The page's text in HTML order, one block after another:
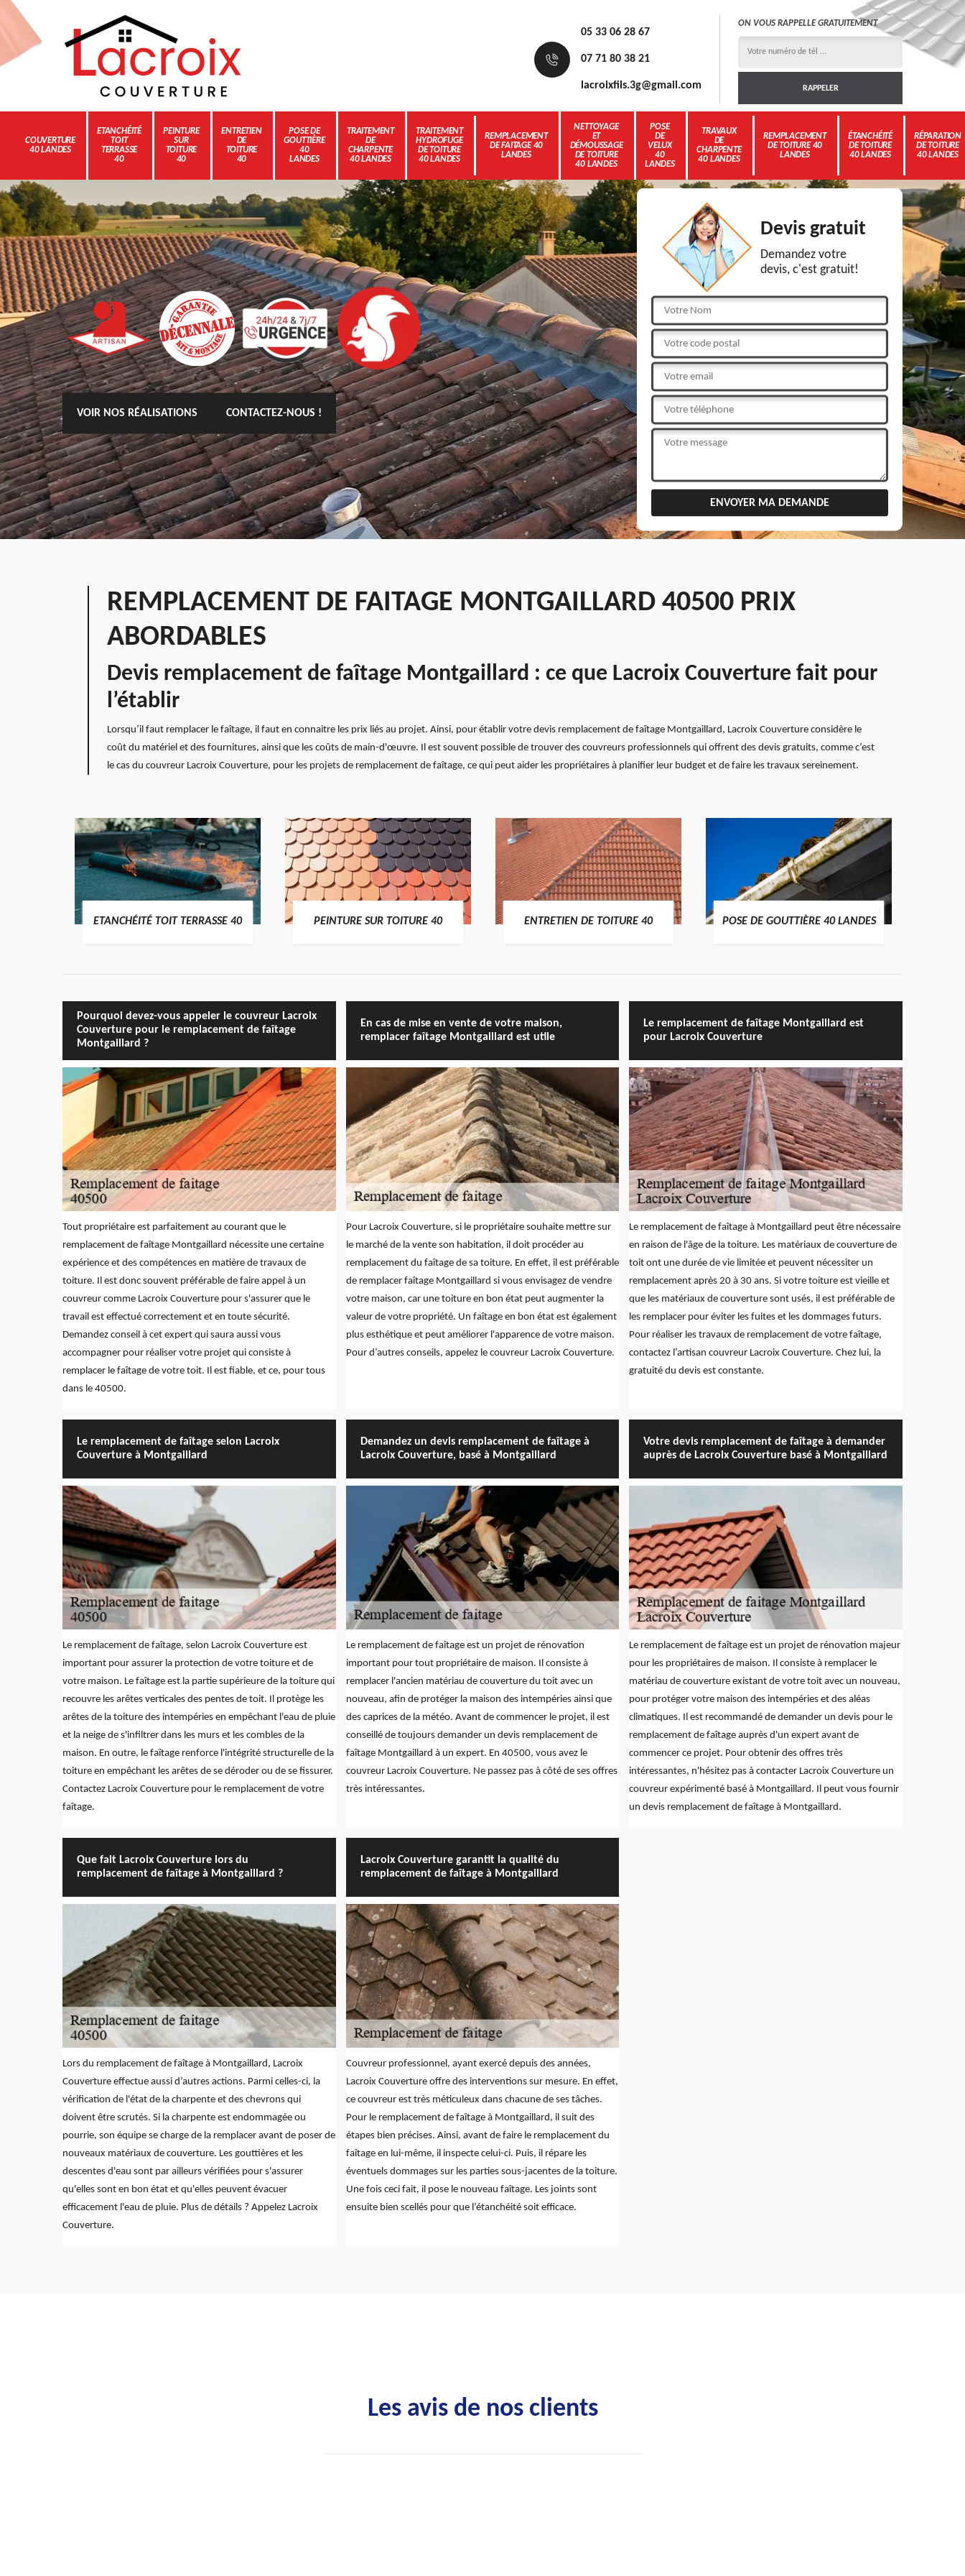
05 33 06 28 67
07 71 80 38 21
lacroixfils.3g@gmail.com
ON VOUS RAPPELLE GRATUITEMENT
COUVERTURE
40 LANDES
ETANCHÉITÉ
TOIT
TERRASSE
40
PEINTURE
SUR
TOITURE
40
ENTRETIEN
DE
TOITURE
40
POSE DE
GOUTTIÈRE
40
LANDES
TRAITEMENT
DE
CHARPENTE
40 LANDES
TRAITEMENT
HYDROFUGE
DE TOITURE
40 LANDES
REMPLACEMENT
DE FAITAGE 40
LANDES
NETTOYAGE
ET
DÉMOUSSAGE
DE TOITURE
40 LANDES
POSE
DE
VELUX
40
LANDES
TRAVAUX
DE
CHARPENTE
40 LANDES
REMPLACEMENT
DE TOITURE 40
LANDES
ÉTANCHÉITÉ
DE TOITURE
40 LANDES
RÉPARATION
DE TOITURE
40 LANDES
VOIR NOS RÉALISATIONS CONTACTEZ-NOUS !
Devis gratuit
Demandez votre
devis, c'est gratuit!
REMPLACEMENT DE FAITAGE MONTGAILLARD 40500 PRIX
ABORDABLES
Devis remplacement de faîtage Montgaillard : ce que Lacroix Couverture fait pour
l’établir
Lorsqu’il faut remplacer le faîtage, il faut en connaitre les prix liés au projet. Ainsi, pour établir votre devis remplacement de faîtage Montgaillard, Lacroix Couverture considère le
coût du matériel et des fournitures, ainsi que les coûts de main-d'œuvre. Il est souvent possible de trouver des couvreurs professionnels qui offrent des devis gratuits, comme c’est
le cas du couvreur Lacroix Couverture, pour les projets de remplacement de faîtage, ce qui peut aider les propriétaires à planifier leur budget et de faire les travaux sereinement.
ETANCHÉITÉ TOIT TERRASSE 40 PEINTURE SUR TOITURE 40 ENTRETIEN DE TOITURE 40 POSE DE GOUTTIÈRE 40 LANDES
Pourquoi devez-vous appeler le couvreur Lacroix
Couverture pour le remplacement de faîtage
Montgaillard ?
Tout propriétaire est parfaitement au courant que le
remplacement de faîtage Montgaillard nécessite une certaine
expérience et des compétences en matière de travaux de
toiture. Il est donc souvent préférable de faire appel à un
couvreur comme Lacroix Couverture pour s'assurer que le
travail est effectué correctement et en toute sécurité.
Demandez conseil à cet expert qui saura aussi vous
accompagner pour réaliser votre projet qui consiste à
remplacer le faîtage de votre toit. Il est fiable, et ce, pour tous
dans le 40500.
En cas de mise en vente de votre maison,
remplacer faîtage Montgaillard est utile
Pour Lacroix Couverture, si le propriétaire souhaite mettre sur
le marché de la vente son habitation, il doit procéder au
remplacement du faîtage de sa toiture. En effet, il est préférable
de remplacer faîtage Montgaillard si vous envisagez de vendre
votre maison, car une toiture en bon état peut augmenter la
valeur de votre propriété. Un faîtage en bon état est également
plus esthétique et peut améliorer l'apparence de votre maison.
Pour d’autres conseils, appelez le couvreur Lacroix Couverture.
Le remplacement de faîtage Montgaillard est
pour Lacroix Couverture
Le remplacement de faîtage à Montgaillard peut être nécessaire
en raison de l'âge de la toiture. Les matériaux de couverture de
toit ont une durée de vie limitée et peuvent nécessiter un
remplacement après 20 à 30 ans. Si votre toiture est vieille et
que les matériaux de couverture sont usés, il est préférable de
les remplacer pour éviter les fuites et les dommages futurs.
Pour réaliser les travaux de remplacement de votre faîtage,
contactez l’artisan couvreur Lacroix Couverture. Chez lui, la
gratuité du devis est constante.
Le remplacement de faîtage selon Lacroix
Couverture à Montgaillard
Le remplacement de faîtage, selon Lacroix Couverture est
important pour assurer la protection de votre toiture et de
votre maison. Le faîtage est la partie supérieure de la toiture qui
recouvre les arêtes verticales des pentes de toit. Il protège les
arêtes de la toiture des intempéries en empêchant l'eau de pluie
et la neige de s'infiltrer dans les murs et les combles de la
maison. En outre, le faîtage renforce l'intégrité structurelle de la
toiture en empêchant les arêtes de se déroder ou de se fissurer.
Contactez Lacroix Couverture pour le remplacement de votre
faîtage.
Demandez un devis remplacement de faîtage à
Lacroix Couverture, basé à Montgaillard
Le remplacement de faîtage est un projet de rénovation
important pour tout propriétaire de maison. Il consiste à
remplacer l'ancien matériau de couverture du toit avec un
nouveau, afin de protéger la maison des intempéries ainsi que
des caprices de la météo. Avant de commencer le projet, il est
conseillé de toujours demander un devis remplacement de
faîtage Montgaillard à un expert. En 40500, vous avez le
couvreur Lacroix Couverture. Ne passez pas à côté de ses offres
très intéressantes.
Votre devis remplacement de faîtage à demander
auprès de Lacroix Couverture basé à Montgaillard
Le remplacement de faîtage est un projet de rénovation majeur
pour les propriétaires de maison. Il consiste à remplacer le
matériau de couverture existant de votre toit avec un nouveau,
pour protéger votre maison des intempéries et des aléas
climatiques. Il est recommandé de demander un devis pour le
remplacement de faîtage auprès d'un expert avant de
commencer ce projet. Pour obtenir des offres très
intéressantes, n'hésitez pas à contacter Lacroix Couverture un
couvreur expérimenté basé à Montgaillard. Il peut vous fournir
un devis remplacement de faîtage à Montgaillard.
Que fait Lacroix Couverture lors du
remplacement de faîtage à Montgaillard ?
Lors du remplacement de faîtage à Montgaillard, Lacroix
Couverture effectue aussi d’autres actions. Parmi celles-ci, la
vérification de l'état de la charpente et des chevrons qui
doivent être scrutés. Si la charpente est endommagée ou
pourrie, son équipe se charge de la remplacer avant de poser de
nouveaux matériaux de couverture. Les gouttières et les
descentes d'eau sont par ailleurs vérifiées pour s'assurer
qu'elles sont en bon état et qu'elles peuvent évacuer
efficacement l'eau de pluie. Plus de détails ? Appelez Lacroix
Couverture.
Lacroix Couverture garantit la qualité du
remplacement de faîtage à Montgaillard
Couvreur professionnel, ayant exercé depuis des années,
Lacroix Couverture offre des interventions sur mesure. En effet,
ce couvreur est très méticuleux dans chacune de ses tâches.
Pour le remplacement de faîtage à Montgaillard, il suit des
étapes bien précises. Ainsi, avant de faire le remplacement du
faîtage en lui-même, il inspecte celui-ci. Puis, il répare les
éventuels dommages sur les parties sous-jacentes de la toiture.
Une fois ceci fait, il pose le nouveau faîtage. Les joints sont
ensuite bien scellés pour que l’étanchéité soit efficace.
Les avis de nos clients